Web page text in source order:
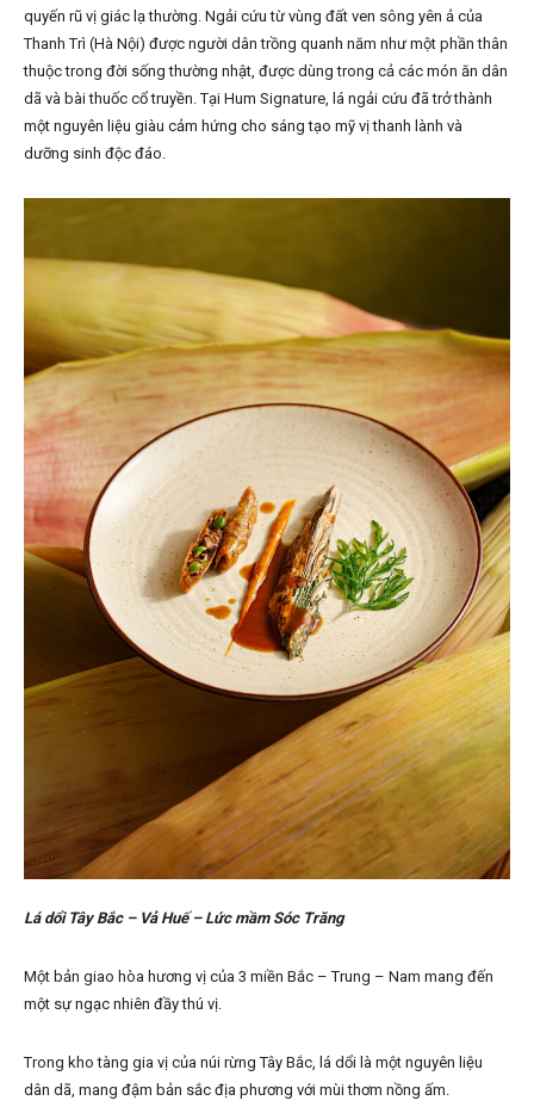
quyến rũ vị giác lạ thường. Ngải cứu từ vùng đất ven sông yên ả của
Thanh Trì (Hà Nội) được người dân trồng quanh năm như một phần thân
thuộc trong đời sống thường nhật, được dùng trong cả các món ăn dân
dã và bài thuốc cổ truyền. Tại Hum Signature, lá ngải cứu đã trở thành
một nguyên liệu giàu cảm hứng cho sáng tạo mỹ vị thanh lành và
dưỡng sinh độc đáo.
Lá dổi Tây Bắc – VảHuế– Lức mầm Sóc Trăng
Một bản giao hòa hương vị của 3 miền Bắc – Trung – Nam mang đến
một sự ngạc nhiên đầy thú vị.
Trong kho tàng gia vị của núi rừng Tây Bắc, lá dổi là một nguyên liệu
dân dã, mang đậm bản sắc địa phương với mùi thơm nồng ấm.